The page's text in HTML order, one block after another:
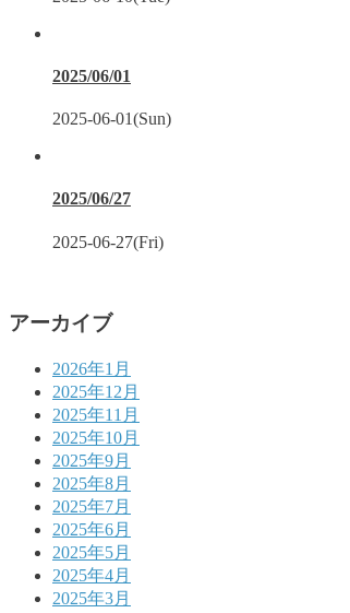
2025/06/01
2025-06-01(Sun)
2025/06/27
2025-06-27(Fri)
アーカイブ
2026年1月
2025年12月
2025年11月
2025年10月
2025年9月
2025年8月
2025年7月
2025年6月
2025年5月
2025年4月
2025年3月